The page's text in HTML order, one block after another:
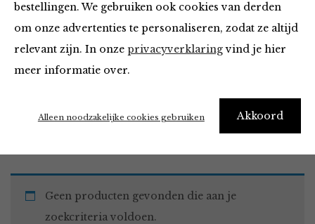
bestellingen. We gebruiken ook cookies van derden
om onze advertenties te personaliseren, zodat ze altijd
relevant zijn. In onze privacyverklaringvind je hier
meer informatie over.
Akkoord
Alleen noodzakelijke cookies gebruiken
Must Haves
Home Winkel Accessoires Must Haves
Geen producten gevonden die aan je
zoekcriteria voldoen.